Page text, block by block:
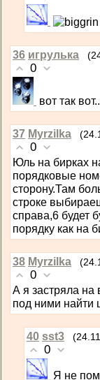
36 игрулька
0
вот так
37 Myrzilka
0
Юль на бирках
порядковые
сторону.Там
строке
справа,6 будет
порядку как на
38 Myrzilka
0
А я застряла на
под ними найти
40 sst3
0
Я не